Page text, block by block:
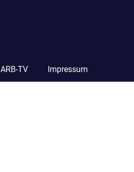
ARB-TV Impressum